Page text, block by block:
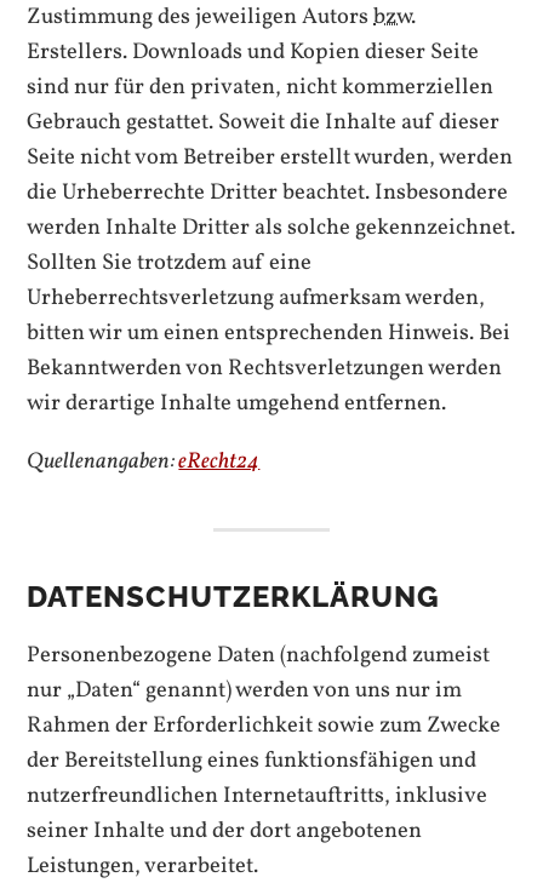
Zustimmung des jeweiligen Autorsbzw.
Erstellers. Downloads und Kopien dieser Seite
sind nur für den privaten, nicht kommerziellen
Gebrauch gestattet. Soweit die Inhalte auf dieser
Seite nicht vom Betreiber erstellt wurden, werden
die Urheberrechte Dritter beachtet. Insbesondere
werden Inhalte Dritter als solche gekennzeichnet.
Sollten Sie trotzdem auf eine
Urheberrechtsverletzung aufmerksam werden,
bitten wir um einen entsprechenden Hinweis. Bei
Bekanntwerden von Rechtsverletzungen werden
wir derartige Inhalte umgehend entfernen.
Quellenangaben:eRecht24
DATENSCHUTZERKLÄRUNG
Personenbezogene Daten (nachfolgend zumeist
nur „Daten“ genannt) werden von uns nur im
Rahmen der Erforderlichkeit sowie zum Zwecke
der Bereitstellung eines funktionsfähigen und
nutzerfreundlichen Internetauftritts, inklusive
seiner Inhalte und der dort angebotenen
Leistungen, verarbeitet.